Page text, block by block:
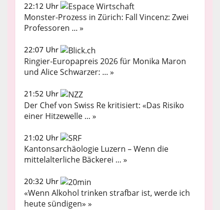
22:12 Uhr
Monster-Prozess in Zürich: Fall Vincenz: Zwei
Professoren ... »
22:07 Uhr
Ringier-Europapreis 2026 für Monika Maron
und Alice Schwarzer: ... »
21:52 Uhr
Der Chef von Swiss Re kritisiert: «Das Risiko
einer Hitzewelle ... »
21:02 Uhr
Kantonsarchäologie Luzern – Wenn die
mittelalterliche Bäckerei ... »
20:32 Uhr
«Wenn Alkohol trinken strafbar ist, werde ich
heute sündigen» »